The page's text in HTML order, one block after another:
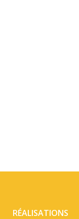
RÉALISATIONS